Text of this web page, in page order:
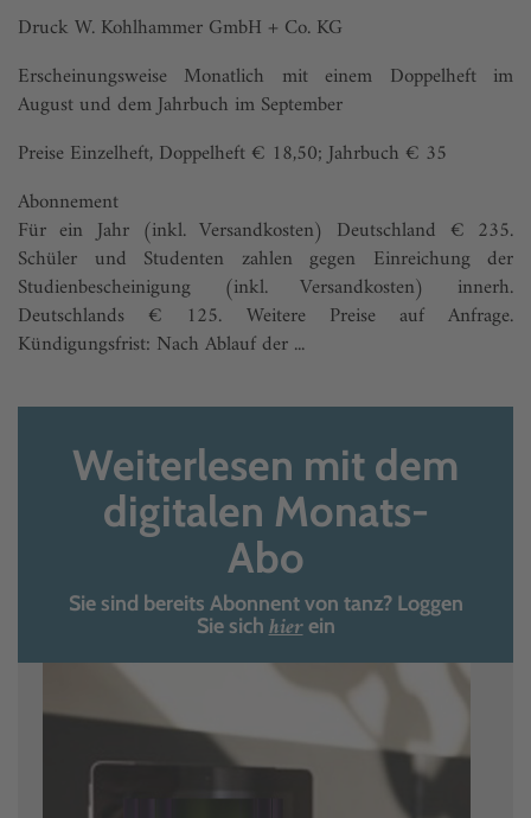
Druck W. Kohlhammer GmbH + Co. KG
Erscheinungsweise Monatlich mit einem Doppelheft im
August und dem Jahrbuch im September
Preise Einzelheft, Doppelheft € 18,50; Jahrbuch € 35
Abonnement
Für ein Jahr (inkl. Versandkosten) Deutschland € 235.
Schüler und Studenten zahlen gegen Einreichung der
Studienbescheinigung (inkl. Versandkosten) innerh.
Deutschlands € 125. Weitere Preise auf Anfrage.
Kündigungsfrist: Nach Ablauf der ...
Weiterlesen mit dem
digitalen Monats-
Abo
Sie sind bereits Abonnent von tanz? Loggen
Sie sich hierein